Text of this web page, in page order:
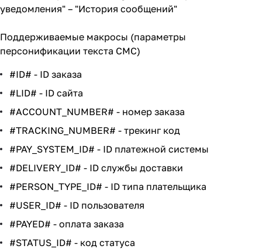
уведомления" – "История сообщений"
Поддерживаемые макросы (параметры
персонификации текста СМС)
#ID# - ID заказа
#LID# - ID сайта
#ACCOUNT_NUMBER# - номер заказа
#TRACKING_NUMBER# - трекинг код
#PAY_SYSTEM_ID# - ID платежной системы
#DELIVERY_ID# - ID службы доставки
#PERSON_TYPE_ID# - ID типа плательщика
#USER_ID# - ID пользователя
#PAYED# - оплата заказа
#STATUS_ID# - код статуса